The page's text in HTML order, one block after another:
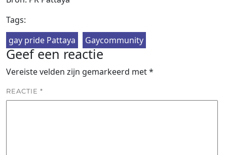
Tags:
gay pride Pattaya
Gaycommunity
Geef een reactie
Vereiste velden zijn gemarkeerd met*
REACTIE *